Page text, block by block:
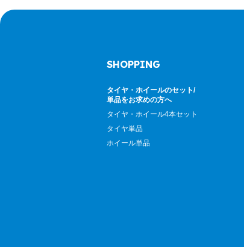
SHOPPING
タイヤ・ホイールのセット/
単品をお求めの方へ
タイヤ・ホイール4本セット
タイヤ単品
ホイール単品